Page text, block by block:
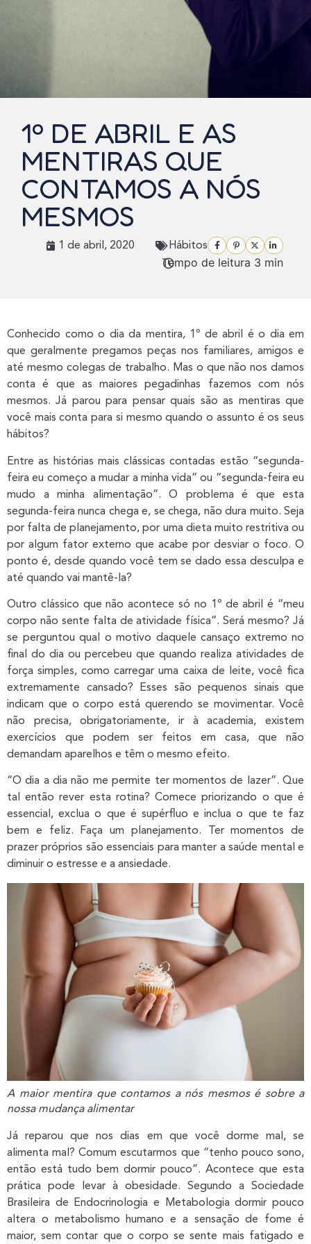
1º DE ABRIL E AS
MENTIRAS QUE
CONTAMOS A NÓS
MESMOS
1 de abril, 2020 Hábitos
Tempo de leitura 3 min
Conhecido como o dia da mentira, 1º de abril é o dia em
que geralmente pregamos peças nos familiares, amigos e
até mesmo colegas de trabalho. Mas o que não nos damos
conta é que as maiores pegadinhas fazemos com nós
mesmos. Já parou para pensar quais são as mentiras que
você mais conta para si mesmo quando o assunto é os seus
hábitos?
Entre as histórias mais clássicas contadas estão “segunda-
feira eu começo a mudar a minha vida” ou “segunda-feira eu
mudo a minha alimentação”. O problema é que esta
segunda-feira nunca chega e, se chega, não dura muito. Seja
por falta de planejamento, por uma dieta muito restritiva ou
por algum fator externo que acabe por desviar o foco. O
ponto é, desde quando você tem se dado essa desculpa e
até quando vai mantê-la?
Outro clássico que não acontece só no 1º de abril é “meu
corpo não sente falta de atividade física”. Será mesmo? Já
se perguntou qual o motivo daquele cansaço extremo no
final do dia ou percebeu que quando realiza atividades de
força simples, como carregar uma caixa de leite, você fica
extremamente cansado? Esses são pequenos sinais que
indicam que o corpo está querendo se movimentar. Você
não precisa, obrigatoriamente, ir à academia, existem
exercícios que podem ser feitos em casa, que não
demandam aparelhos e têm o mesmo efeito.
“O dia a dia não me permite ter momentos de lazer”. Que
tal então rever esta rotina? Comece priorizando o que é
essencial, exclua o que é supérfluo e inclua o que te faz
bem e feliz. Faça um planejamento. Ter momentos de
prazer próprios são essenciais para manter a saúde mental e
diminuir o estresse e a ansiedade.
A maior mentira que contamos a nós mesmos é sobre a
nossa mudança alimentar
Já reparou que nos dias em que você dorme mal, se
alimenta mal? Comum escutarmos que “tenho pouco sono,
então está tudo bem dormir pouco”. Acontece que esta
prática pode levar à obesidade. Segundo a Sociedade
Brasileira de Endocrinologia e Metabologia dormir pouco
altera o metabolismo humano e a sensação de fome é
maior, sem contar que o corpo se sente mais fatigado e